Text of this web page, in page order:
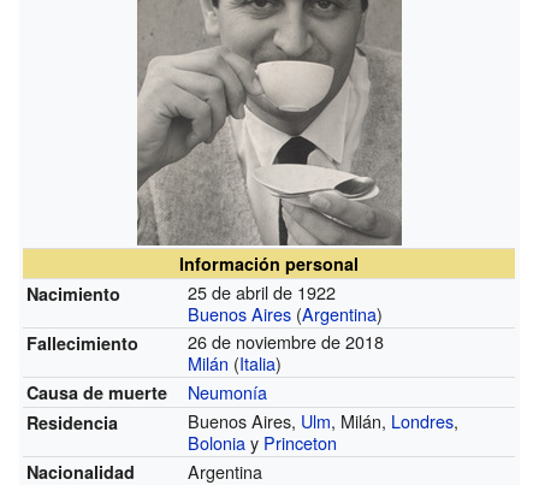
Información personal
Nacimiento
25 de abril de 1922
Buenos Aires (Argentina)
Fallecimiento
26 de noviembre de 2018
Milán (Italia)
Causa de muerte Neumonía
Residencia Buenos Aires, Ulm, Milán, Londres,
Boloniay Princeton
Nacionalidad Argentina